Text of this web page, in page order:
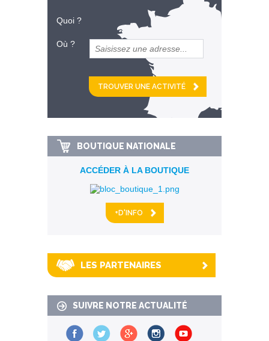
Quoi ?
Où ?
et
km alentour
BOUTIQUE NATIONALE
ACCÉDER À LA BOUTIQUE
+D'INFO
LES PARTENAIRES
SUIVRE NOTRE ACTUALITÉ